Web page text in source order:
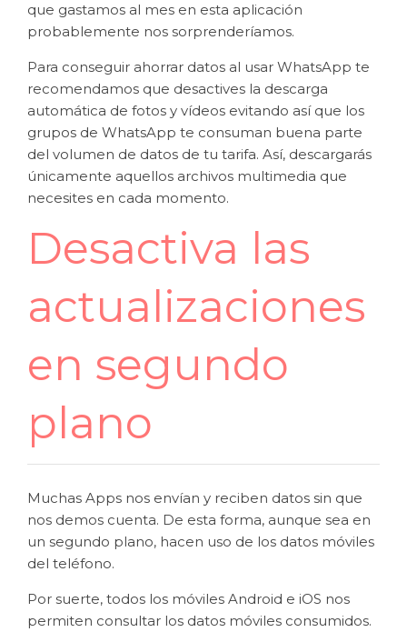
que gastamos al mes en esta aplicación
probablemente nos sorprenderíamos.
Para conseguir ahorrar datos al usar WhatsApp te
recomendamos que desactives la descarga
automática de fotos y vídeos evitando así que los
grupos de WhatsApp te consuman buena parte
del volumen de datos de tu tarifa. Así, descargarás
únicamente aquellos archivos multimedia que
necesites en cada momento.
Desactiva las
actualizaciones
en segundo
plano
Muchas Apps nos envían y reciben datos sin que
nos demos cuenta. De esta forma, aunque sea en
un segundo plano, hacen uso de los datos móviles
del teléfono.
Por suerte, todos los móviles Android e iOS nos
permiten consultar los datos móviles consumidos.